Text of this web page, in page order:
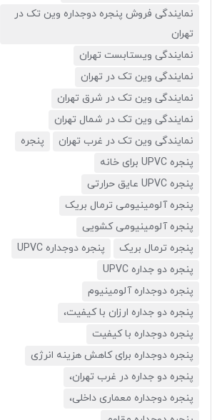
نمایندگی فروش پنجره دوجداره وین تک در
تهران
نمایندگی ویستابست تهران
نمایندگی وین تک در تهران
نمایندگی وین تک در شرق تهران
نمایندگی وین تک در شمال تهران
نمایندگی وین تک در غرب تهران
پنجره
پنجره UPVC برای خانه
پنجره UPVC عایق حرارتی
پنجره آلومینیومی ترمال بریک
پنجره آلومینیومی کشویی
پنجره ترمال بریک
پنجره دوجداره UPVC
پنجره دو جداره UPVC
پنجره دوجداره آلومینیوم
پنجره دو جداره ارزان با کیفیت،
پنجره دوجداره با کیفیت
پنجره دوجداره برای کاهش هزینه انرژی
پنجره دو جداره در غرب تهران،
پنجره دوجداره معماری داخلی،